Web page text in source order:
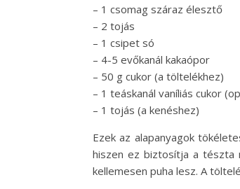
– 1 csomag száraz élesztő
– 2 tojás
– 1 csipet só
– 4-5 evőkanál kakaópor
– 50 g cukor (a töltelékhez)
– 1 teáskanál vaníliás cukor
– 1 tojás (a kenéshez)
Ezek az alapanyagok
hiszen ez biztosítja a tészta
kellemesen puha lesz. A